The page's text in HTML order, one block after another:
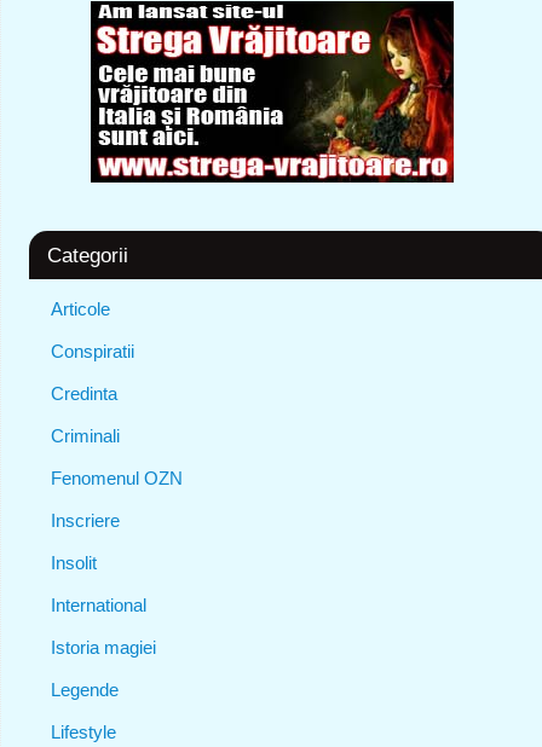
Categorii
Articole
Conspiratii
Credinta
Criminali
Fenomenul OZN
Inscriere
Insolit
International
Istoria magiei
Legende
Lifestyle